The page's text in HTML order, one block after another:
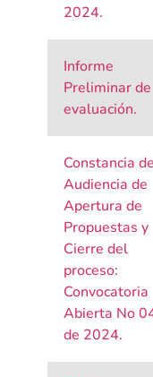
2024.
Informe
Preliminar de
evaluación.
Constancia
Audiencia de
Apertura de
Propuestas y
Cierre del
proceso:
Convocatoria
Abierta No
de 2024.